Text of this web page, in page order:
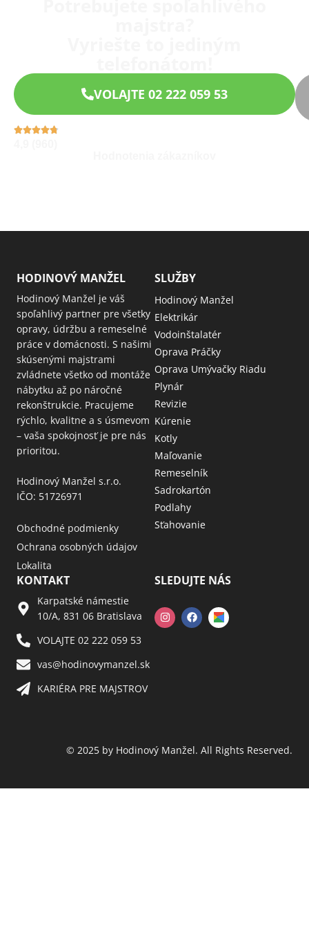
VOLAJTE 02 222 059 53
HODINOVÝ MANŽEL
Hodinový Manžel je váš
spoľahlivý partner pre všetky
opravy, údržbu a remeselné
práce v domácnosti. S našimi
skúsenými majstrami
zvládnete všetko od montáže
nábytku až po náročné
rekonštrukcie. Pracujeme
rýchlo, kvalitne a s úsmevom
– vaša spokojnosť je pre nás
prioritou.
Hodinový Manžel s.r.o.
IČO: 51726971
Obchodné podmienky
Ochrana osobných údajov
Lokalita
SLUŽBY
Hodinový Manžel
Elektrikár
Vodoinštalatér
Oprava Práčky
Oprava Umývačky Riadu
Plynár
Revizie
Kúrenie
Kotly
Maľovanie
Remeselník
Sadrokartón
Podlahy
Sťahovanie
KONTAKT
Karpatské námestie
10/A, 831 06 Bratislava
VOLAJTE 02 222 059 53​
vas@hodinovymanzel.sk​
KARIÉRA PRE MAJSTROV​
SLEDUJTE NÁS
© 2025 by Hodinový Manžel. All Rights Reserved.